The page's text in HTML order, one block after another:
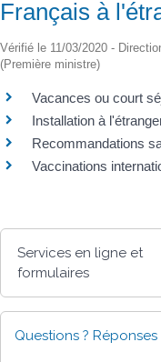
Français à
Vérifié le 11/03/2020 -
(Première ministre)
Vacances ou court
Installation à
Recommandations
Vaccinations
Services en ligne et
formulaires
Questions ? Réponses